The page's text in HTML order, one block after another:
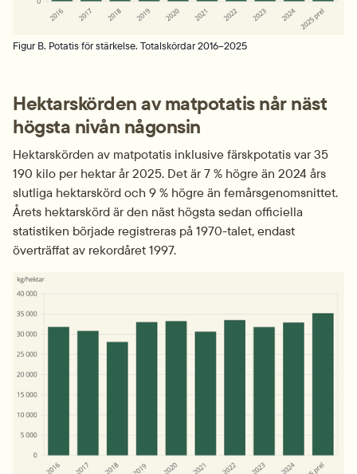
Figur B. Potatis för stärkelse. Totalskördar 2016–2025
Hektarskörden av matpotatis når näst
högsta nivån någonsin
Hektarskörden av matpotatis inklusive färskpotatis var 35
190 kilo per hektar år 2025. Det är 7 % högre än 2024 års
slutliga hektarskörd och 9 % högre än femårsgenomsnittet.
Årets hektarskörd är den näst högsta sedan officiella
statistiken började registreras på 1970-talet, endast
överträffat av rekordåret 1997.